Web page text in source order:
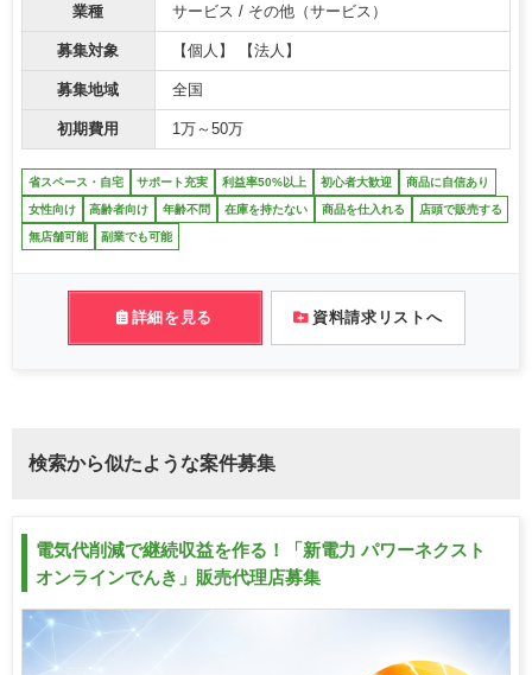
業種 サービス / その他（サービス）
募集対象 【個人】 【法人】
募集地域 全国
初期費用 1万～50万
省スペース・自宅 サポート充実 利益率50%以上 初心者大歓迎 商品に自信あり
女性向け 高齢者向け 年齢不問 在庫を持たない 商品を仕入れる 店頭で販売する
無店舗可能 副業でも可能
詳細を見る 資料請求リストへ
検索から似たような案件募集
電気代削減で継続収益を作る！「新電力 パワーネクスト
オンラインでんき」販売代理店募集